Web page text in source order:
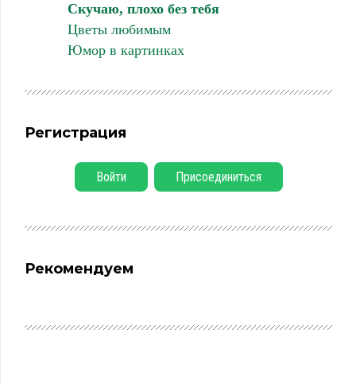
Скучаю, плохо без тебя
Цветы любимым
Юмор в картинках
Регистрация
Войти Присоединиться
Рекомендуем